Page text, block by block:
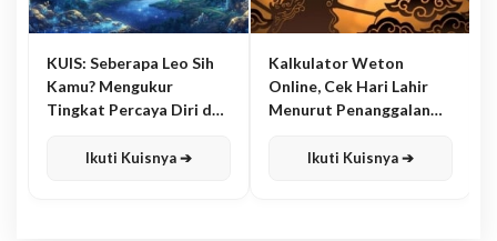
KUIS: Seberapa Leo Sih
Kamu? Mengukur
Tingkat Percaya Diri dan
Ikuti Kuisnya ➔
Kalkulator Weton
Online, Cek Hari Lahir
Menurut Penanggalan
Ikuti Kuisnya ➔